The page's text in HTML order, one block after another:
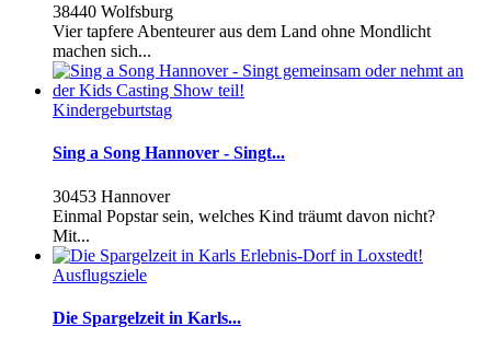
38440 Wolfsburg
Vier tapfere Abenteurer aus dem Land ohne Mondlicht
machen sich...
Kindergeburtstag
Sing a Song Hannover - Singt...
30453 Hannover
Einmal Popstar sein, welches Kind träumt davon nicht?
Mit...
Ausflugsziele
Die Spargelzeit in Karls...